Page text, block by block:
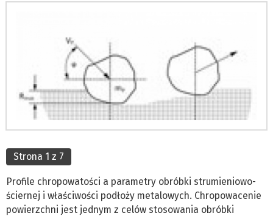
Strona 1 z 7
Profile chropowatości a parametry obróbki strumieniowo-
ściernej i właściwości podłoży metalowych. Chropowacenie
powierzchni jest jednym z celów stosowania obróbki